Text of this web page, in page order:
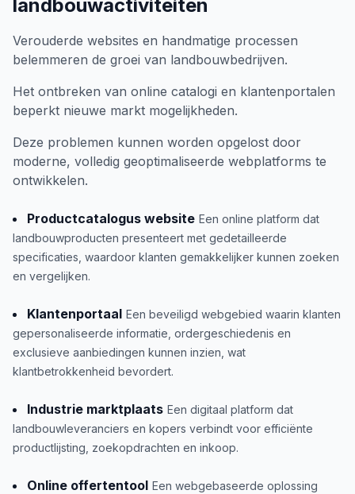
landbouwactiviteiten
Verouderde websites en handmatige processen
belemmeren de groei van landbouwbedrijven.
Het ontbreken van online catalogi en klantenportalen
beperkt nieuwe markt mogelijkheden.
Deze problemen kunnen worden opgelost door
moderne, volledig geoptimaliseerde webplatforms te
ontwikkelen.
Productcatalogus website Een online platform dat
landbouwproducten presenteert met gedetailleerde
specificaties, waardoor klanten gemakkelijker kunnen zoeken
en vergelijken.
Klantenportaal Een beveiligd webgebied waarin klanten
gepersonaliseerde informatie, ordergeschiedenis en
exclusieve aanbiedingen kunnen inzien, wat
klantbetrokkenheid bevordert.
Industrie marktplaats Een digitaal platform dat
landbouwleveranciers en kopers verbindt voor efficiënte
productlijsting, zoekopdrachten en inkoop.
Online offertentool Een webgebaseerde oplossing